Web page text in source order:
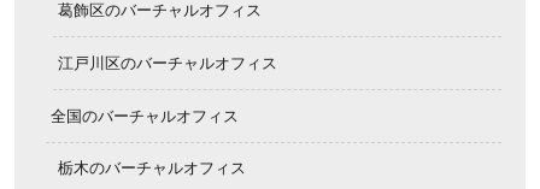
葛飾区のバーチャルオフィス
江戸川区のバーチャルオフィス
全国のバーチャルオフィス
栃木のバーチャルオフィス